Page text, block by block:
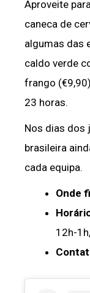
Aproveite
caneca de
algumas das
caldo verde
frango
23 horas.
Nos dias dos
brasileira
cada equipa.
Onde
12h-